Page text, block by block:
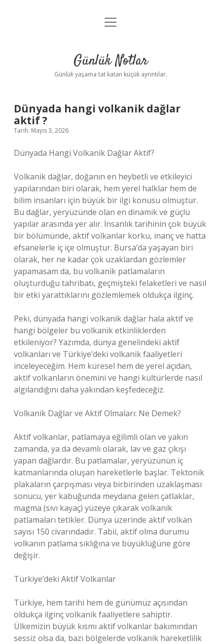
Anasayfa
Yasal Uyarı
menüyü
Günlük Notlar
Günlük yaşama tat katan küçük ayrıntılar.
Dünyada hangi volkanik dağlar
aktif ?
Tarih: Mayıs 3, 2026
Dünyada Hangi Volkanik Dağlar Aktif?
Volkanik dağlar, doğanın en heybetli ve etkileyici
yapılarından biri olarak, hem yerel halklar hem de
bilim insanları için büyük bir ilgi konusu olmuştur.
Bu dağlar, yeryüzünde olan en dinamik ve güçlü
yapılar arasında yer alır. İnsanlık tarihinin çok büyük
bir bölümünde, aktif volkanlar korku, inanç ve hatta
efsanelerle iç içe olmuştur. Bursa’da yaşayan biri
olarak, her ne kadar çok uzaklardan gözlemler
yapamasam da, bu volkanik patlamaların
oluşturduğu tahribatı, geçmişteki felaketleri ve nasıl
bir etki yarattıklarını gözlemlemek oldukça ilginç.
Peki, dünyada hangi volkanik dağlar hala aktif ve
hangi bölgeler bu volkanik etkinliklerden
etkileniyor? Yazımda, dünya genelindeki aktif
volkanları ve Türkiye’deki volkanik faaliyetleri
inceleyeceğim. Hem küresel hem de yerel açıdan,
aktif volkanların önemini ve hangi kültürlerde nasıl
algılandığını daha yakından keşfedeceğiz.
Volkanik Dağlar ve Aktif Olmaları: Ne Demek?
Aktif volkanlar, patlamaya eğilimli olan ve yakın
zamanda, ya da devamlı olarak, lav ve gaz çıkışı
yapan dağlardır. Bu patlamalar, yeryüzünün iç
katmanlarında oluşan hareketlerle başlar. Tektonik
plakaların çarpışması veya birbirinden uzaklaşması
sonucu, yer kabuğunda meydana gelen çatlaklar,
magma (sıvı kayaç) yüzeye çıkarak volkanik
patlamaları tetikler. Dünya üzerinde aktif volkan
sayısı 150 civarındadır. Tabii, aktif olma durumu
volkanın patlama sıklığına ve büyüklüğüne göre
değişir.
Türkiye’deki Aktif Volkanlar
Türkiye, hem tarihi hem de günümüz açısından
oldukça ilginç volkanik faaliyetlere sahiptir.
Ülkemizin büyük kısmı aktif volkanlar bakımından
sessiz olsa da, bazı bölgelerde volkanik hareketlilik